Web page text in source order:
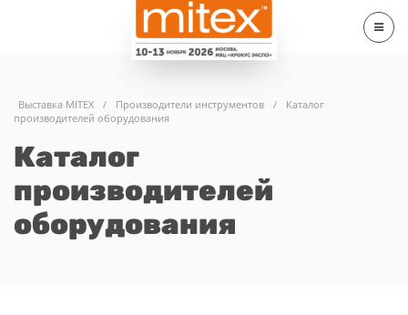
Выставка MITEX / Производители инструментов /
Каталог
производителей оборудования
Каталог
производителей
оборудования